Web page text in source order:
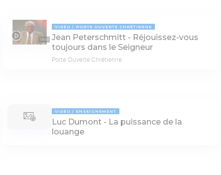
55:07
VIDÉO PORTE OUVERTE CHRÉTIENNE
Jean Peterschmitt - Réjouissez-vous
toujours dans le Seigneur
Porte Ouverte Chrétienne
VIDÉO ENSEIGNEMENT
Luc Dumont - La puissance de la
louange